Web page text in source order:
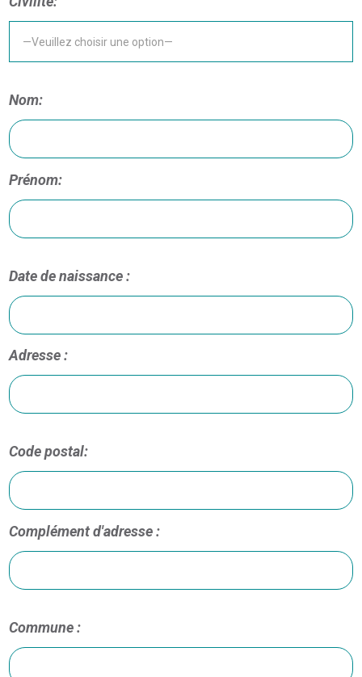
Nom:
Prénom:
Date de naissance :
Adresse :
Code postal:
Complément d'adresse :
Commune :